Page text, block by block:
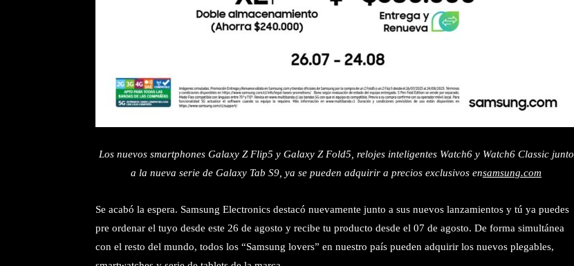
Los nuevos smartphones Galaxy Z Flip5 y Galaxy Z Fold5, relojes inteligentes Watch6 y Watch6 Classic junto
a la nueva serie de Galaxy Tab S9, ya se pueden adquirir a precios exclusivos ensamsung.com
Se acabó la espera. Samsung Electronics destacó nuevamente junto a sus nuevos lanzamientos y tú ya puedes
pre ordenar el tuyo desde este 26 de agosto y recibe tu producto desde el 07 de agosto. De forma simultánea
con el resto del mundo, todos los “Samsung lovers” en nuestro país pueden adquirir los nuevos plegables,